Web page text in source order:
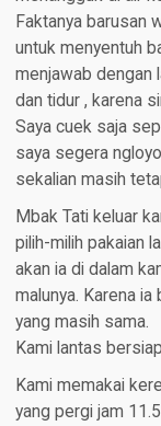
Faktanya barusan
untuk menyentuh
menjawab dengan
dan tidur , karena
Saya cuek saja
saya segera
sekalian masih
Mbak Tati keluar
pilih-milih pakaian
akan ia di dalam
malunya. Karena
yang masih sama.
Kami lantas
Kami memakai
yang pergi jam